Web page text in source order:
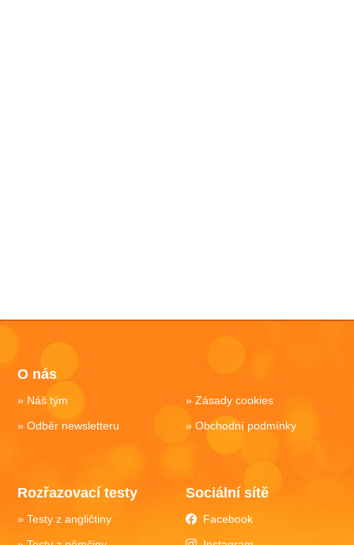
O nás
Náš tým
Odběr newsletteru
Zásady cookies
Obchodní podmínky
Rozřazovací testy
Testy z angličtiny
Sociální sítě
Facebook